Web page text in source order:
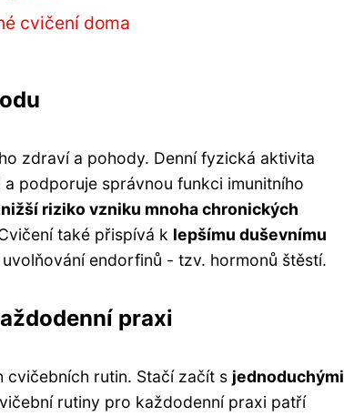
cvičení doma
zdraví a pohody. Denní fyzická aktivita
podporuje správnou funkci imunitního
nižší riziko vzniku mnoha chronických
také přispívá k lepšímu duševnímu
endorfinů - tzv. hormonů štěstí.
praxi
rutin. Stačí začít s jednoduchými
rutiny pro každodenní praxi patří